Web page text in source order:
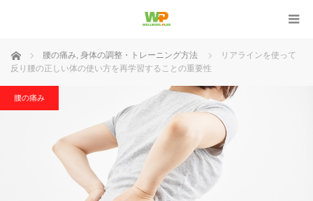
ホーム 腰の痛み, 身体の調整・トレーニング方法
リアラインを使って
反り腰の正しい体の使い方を再学習することの重要性
腰の痛み